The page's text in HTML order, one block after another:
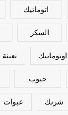
اتوماتيك
السكر
اوتوماتيك تعبئة
حبوب
شرنك عبوات